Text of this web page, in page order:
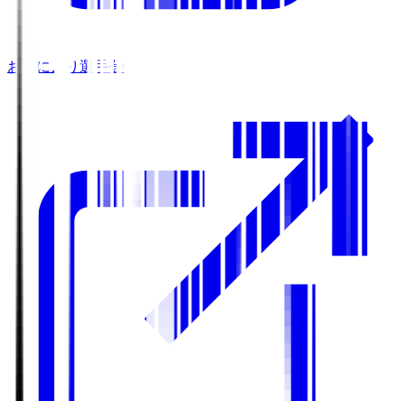
お気に入り選手登録